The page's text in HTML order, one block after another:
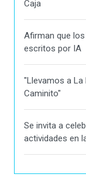
Caja
Afirman que
escritos por IA
"Llevamos a La
Caminito"
Se invita a
actividades en